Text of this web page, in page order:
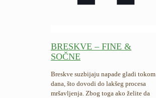
BRESKVE – FINE &
SOČNE
Breskve suzbijaju napade gladi tokom
dana, što dovodi do lakšeg procesa
mršavljenja. Zbog toga ako želite da